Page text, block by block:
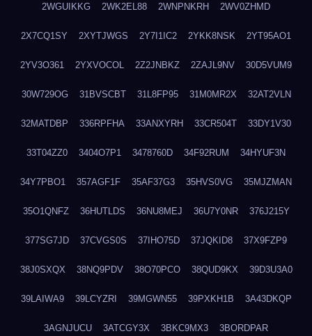
2WGUIKKG 2WK2EL88 2WNPNKRH 2WV0ZHMD
2X7CQ1SY 2XYTJWGS 2Y7I1IC2 2YKK8NSK 2YT95AO1
2YV3O361 2YXVOCOL 2Z2JNBKZ 2ZAJL9NV 30D5VUM9
30W729OG 31BVSCBT 31L8FP95 31M0MR2X 32AT2VLN
32MATDBP 336RPFHA 33ANXYRH 33CR504T 33DY1V30
33T04ZZ0 3404O7P1 3478760D 34F92RUM 34HYUF3N
34Y7PBO1 357AGF1F 35AF37G3 35HVS0VG 35MJZMAN
35O1QNFZ 36HUTLDS 36NU8MEJ 36U7Y0NR 376J215Y
377SG7JD 37CVGS0S 37IHO75D 37JQKID8 37X9FZP9
38J0SXQX 38NQ9PDV 38O70PCO 38QUD9KX 39D3U3A0
39LAIWA9 39LCYZRI 39MGWN55 39PXKH1B 3A43DKQP
3AGNJUCU 3ATCGY3X 3BKC9MX3 3BORDPAR